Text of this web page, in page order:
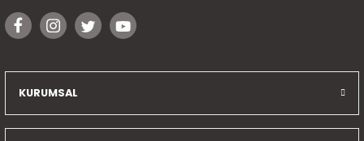
KURUMSAL